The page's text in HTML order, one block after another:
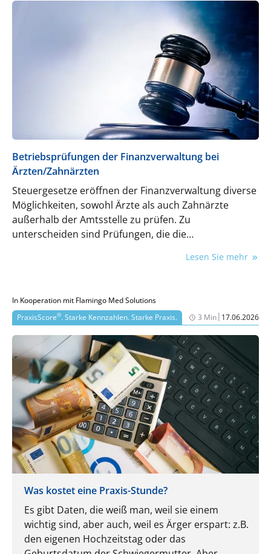
Betriebsprüfungen der Finanzverwaltung bei
Ärzten/Zahnärzten
Steuergesetze eröffnen der Finanzverwaltung diverse
Möglichkeiten, sowohl Ärzte als auch Zahnärzte
außerhalb der Amtsstelle zu prüfen. Zu
unterscheiden sind Prüfungen, die die
regelmäßig ankündigen muss von den Prüfungen, die
Lesen Sie mehr
In Kooperation mit Flamingo Med Solutions
PraxisScore®. Starke Kennzahlen. Starke Praxis. 3 Min| 17.06.2026
Was kostet eine Praxis-Stunde?
Es gibt Daten, die weiß man, weil sie einem
wichtig sind, aber auch, weil es Ärger erspart: z.B.
den eigenen Hochzeitstag oder das